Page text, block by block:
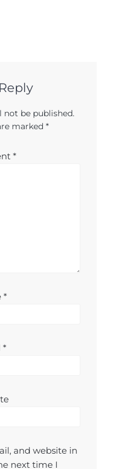
not be published.
marked *
*
*
*
and website in
next time I